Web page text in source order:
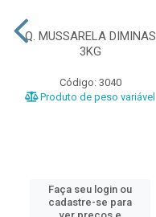
Q. MUSSARELA DIMINAS
3KG
Código: 3040
Produto de peso variável
Faça seu login ou
cadastre-se para